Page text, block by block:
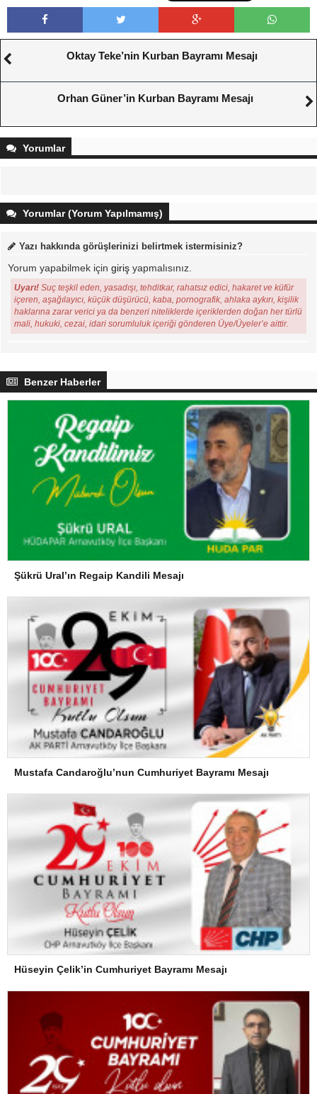
Oktay Teke’nin Kurban Bayramı Mesajı
Orhan Güner’in Kurban Bayramı Mesajı
Yorumlar
Yorumlar (Yorum Yapılmamış)
Yazı hakkında görüşlerinizi belirtmek istermisiniz?
Yorum yapabilmek için giriş yapmalısınız.
Uyarı! Suç teşkil eden, yasadışı, tehditkar, rahatsız edici, hakaret ve küfür
içeren, aşağılayıcı, küçük düşürücü, kaba, pornografik, ahlaka aykırı, kişilik
haklarına zarar verici ya da benzeri niteliklerde içeriklerden doğan her türlü
mali, hukuki, cezai, idari sorumluluk içeriği gönderen Üye/Üyeler’e aittir.
Benzer Haberler
Şükrü Ural’ın Regaip Kandili Mesajı
Mustafa Candaroğlu’nun Cumhuriyet Bayramı Mesajı
Hüseyin Çelik’in Cumhuriyet Bayramı Mesajı